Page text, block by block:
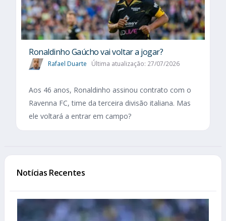
Ronaldinho Gaúcho vai voltar a jogar?
Rafael Duarte Última atualização: 27/07/2026
Aos 46 anos, Ronaldinho assinou contrato com o
Ravenna FC, time da terceira divisão italiana. Mas
ele voltará a entrar em campo?
Notícias Recentes